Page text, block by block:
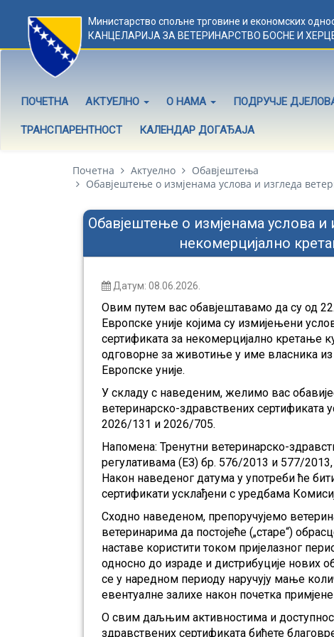
Министарство спољне трговине и економских
КАНЦЕЛАРИЈА ЗА ВЕТЕРИНАРСТВО БОСНЕ И
ПОЧЕТНА АКТУЕЛНО О НАМА ПОДРУЧЈЕ
ТРАНСПАРЕНТНОСТ КАЛЕНДАР ДОГАЂАЈА
Почетна Актуелно
Обавјештења
Обавјештење о измјенама услова и изгледа
Обавјештење о измјенама услова и
некомерцијално
Датум: 08.06.2026.
Овим путем вас обавјештавамо да су од
Европске уније којима су измијењени
сертификата за некомерцијално кретање
одговорне за животиње у име власника
Европске уније.
У складу с наведеним, желимо вас
ветеринарско-здравствених сертификата
2026/131 и 2026/705.
Напомена: Тренутни ветеринарско-
регулативама (ЕЗ) бр. 576/2013 и 577/
Након наведеног датума у употреби ће
сертификати усклађени с уредбама
Сходно наведеном, препоручујемо
ветеринарима да постојеће („старе“)
наставе користити током пријелазног
односно до израде и дистрибуције нових
се у наредном периоду наручују мање
евентуалне залихе након почетка
О свим даљњим активностима и
здравствених сертификата бићете